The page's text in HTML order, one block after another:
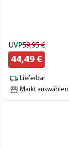
UVP59,95€
44,49 €
Lieferbar
Markt auswählen